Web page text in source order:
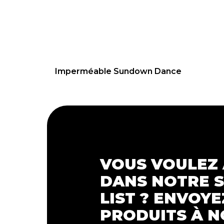
79.95€
Imperméable Sundown Dance
VOUS
DANS NOTRE
LIST ?
PRODUITS À